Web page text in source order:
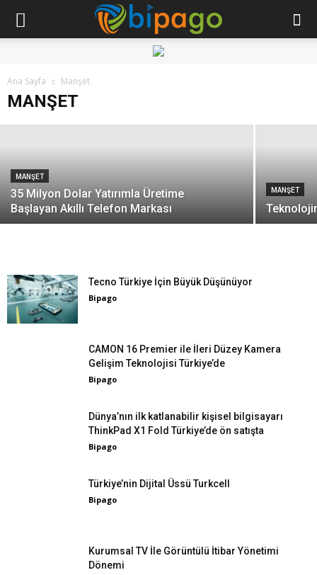
Ana Sayfa Manşet
MANŞET
ABD Doları Karlılık Artışı Getiriyor
Bipago
MANŞET
35 Milyon Dolar Yatırımla Üretime
Başlayan Akıllı Telefon Markası
MANŞET
Tecno Türkiye İçin Büyük Düşünüyor
Bipago
CAMON 16 Premier ile İleri Düzey Kamera
Gelişim Teknolojisi Türkiye’de
Bipago
Dünya’nın ilk katlanabilir kişisel bilgisayarı
ThinkPad X1 Fold Türkiye’de ön satışta
Bipago
Türkiye’nin Dijital Üssü Turkcell
Bipago
Kurumsal TV İle Görüntülü İtibar Yönetimi
Dönemi